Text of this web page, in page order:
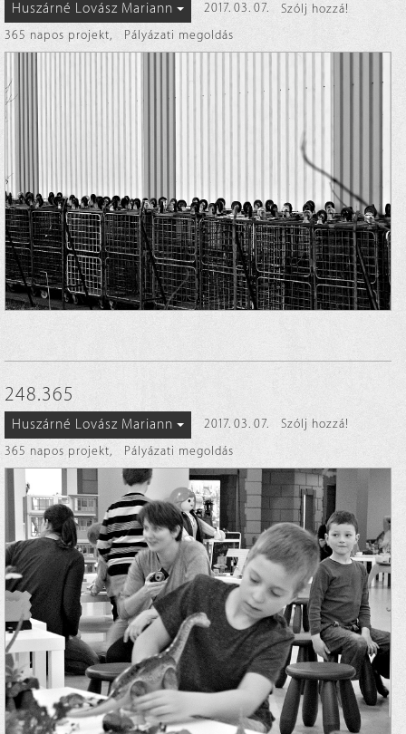
Huszárné Lovász Mariann 2017. 03. 07.
Szólj hozzá!
365 napos projekt, Pályázati megoldás
248.365
Huszárné Lovász Mariann 2017. 03. 07.
Szólj hozzá!
365 napos projekt, Pályázati megoldás